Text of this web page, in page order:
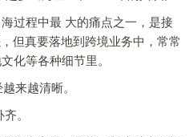
程中最 大的痛点之一，是接
但真要落地到跨境业务中，常常
化等各种细节里。
来越清晰。
。